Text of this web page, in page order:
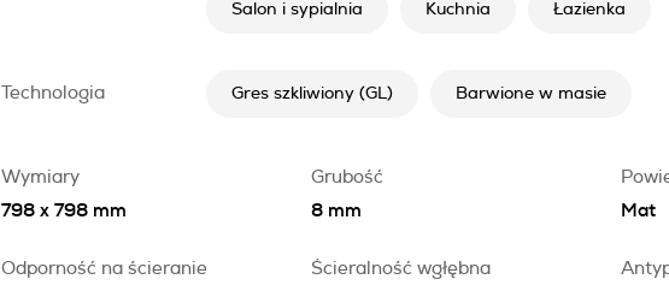
Salon i sypialnia Kuchnia Łazienka
Technologia Gres szkliwiony (GL) Barwione w masie
Wymiary
798 x 798 mm
Grubość
8 mm
Mat
Odporność na ścieranie
Ścieralność wgłębna